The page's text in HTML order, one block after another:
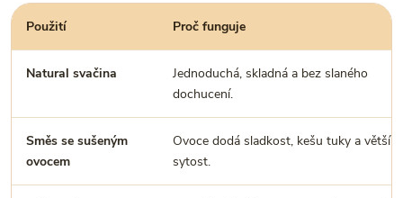
Použití Proč funguje
Natural svačina
Jednoduchá, skladná a bez slaného
dochucení.
Směs se sušeným
ovocem
Ovoce dodá sladkost, kešu tuky a větší
sytost.